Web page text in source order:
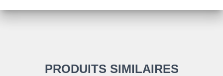
PRODUITS SIMILAIRES